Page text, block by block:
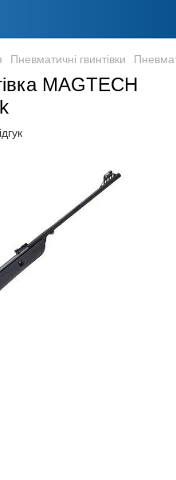
Пневматичні гвинтівки
MAGTECH